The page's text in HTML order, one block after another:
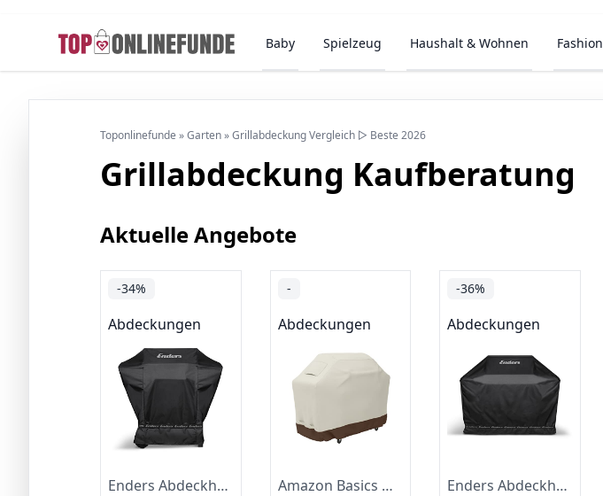
Baby Spielzeug Haushalt & Wohnen Fashion
Toponlinefunde »Garten»Grillabdeckung Vergleich ▷ Beste 2026
Grillabdeckung Kaufberatung
Aktuelle Angebote
-34%
Abdeckungen
Enders Abdeckhaube für Gasgrill SAN DIEGO/ NEXT 2+3-Brenner, Elektrogrill eCRAVE 2, hochwertiges Polyestergewebe (300D), UV-beständig, wasserdicht, Wetterschutzhülle, Abdeckung, Grill-Zubehör #5690
-
Abdeckungen
Amazon Basics Grillabdeckung, Gurte mit Click-Verschluss, Gr. M
-36%
Abdeckungen
Enders Abdeckhaube für Gasgrills, kompatibel mit UNIQ 3 & Monroe pro 3 SIK/4 SIK (ab 2020), Monroe pro 3 SIKR/4 SIKR (ab 2026), Kanas 3/4, Polyestergewebe (600D), UV-beständig und wasserdicht, #5696